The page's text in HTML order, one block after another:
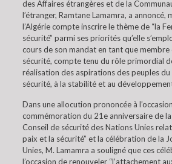
des Affaires étrangères et de la
l’étranger, Ramtane Lamamra, a annoncé,
l’Algérie compte inscrire le thème de “la
sécurité” parmi ses priorités qu’elle
cours de son mandat en tant que membre
sécurité, compte tenu du rôle primordial
réalisation des aspirations des peuples du
sécurité, à la stabilité et au
Dans une allocution prononcée à
commémoration du 21e anniversaire de
Conseil de sécurité des Nations Unies
paix et la sécurité” et la célébration de la
Unies, M. Lamamra a souligné que ces
l’occasion de renouveler “l’attachement